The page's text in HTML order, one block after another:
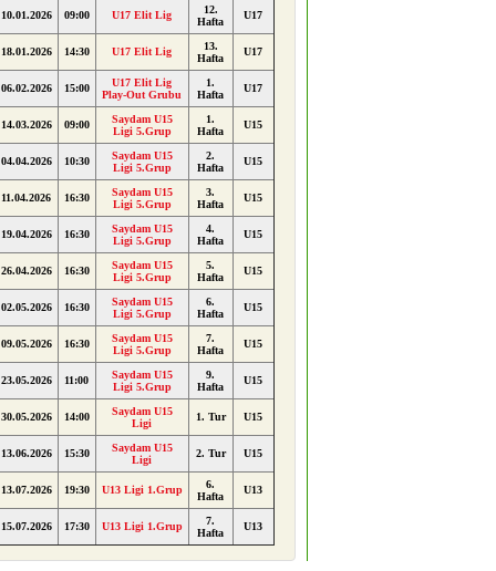
10.01.2026 09:00 U17 Elit Lig
12.
Hafta
U17
18.01.2026 14:30 U17 Elit Lig
13.
Hafta
U17
06.02.2026 15:00
U17 Elit Lig
Play-Out Grubu
1.
Hafta
U17
14.03.2026 09:00
Saydam U15
Ligi 5.Grup
1.
Hafta
U15
04.04.2026 10:30
Saydam U15
Ligi 5.Grup
2.
Hafta
U15
11.04.2026 16:30
Saydam U15
Ligi 5.Grup
3.
Hafta
U15
19.04.2026 16:30
Saydam U15
Ligi 5.Grup
4.
Hafta
U15
26.04.2026 16:30
Saydam U15
Ligi 5.Grup
5.
Hafta
U15
02.05.2026 16:30
Saydam U15
Ligi 5.Grup
6.
Hafta
U15
09.05.2026 16:30
Saydam U15
Ligi 5.Grup
7.
Hafta
U15
23.05.2026 11:00
Saydam U15
Ligi 5.Grup
9.
Hafta
U15
30.05.2026 14:00
Saydam U15
Ligi
1. Tur U15
13.06.2026 15:30
Saydam U15
Ligi
2. Tur U15
13.07.2026 19:30 U13 Ligi 1.Grup
6.
Hafta
U13
15.07.2026 17:30 U13 Ligi 1.Grup
7.
Hafta
U13